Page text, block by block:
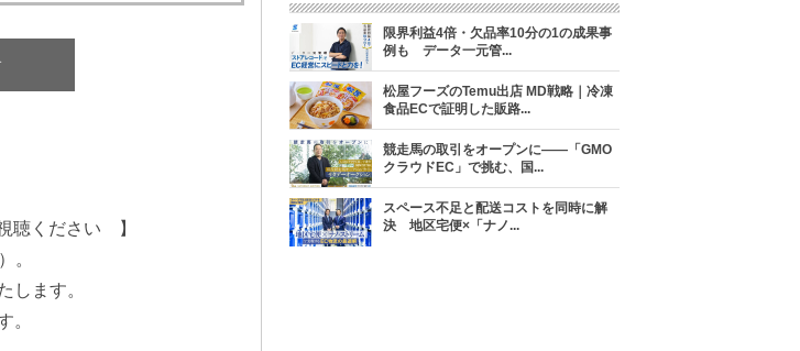
聴ください 】
。
します。
。
限界利益4倍・欠品率10分の1の成果事
例も データ一元管...
松屋フーズのTemu出店 MD戦略｜冷凍
食品ECで証明した販路...
競走馬の取引をオープンに――「GMO
クラウドEC」で挑む、国...
スペース不足と配送コストを同時に解
決 地区宅便×「ナノ...